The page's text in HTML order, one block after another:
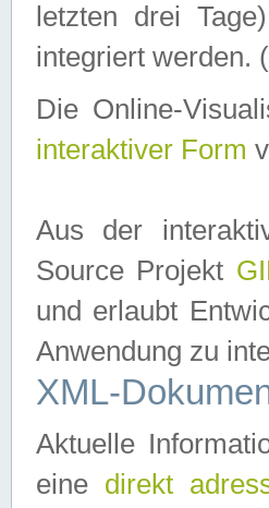
letzten drei
integriert werden. (
Die Online-
interaktiver Form
Aus der
Source Projekt
und erlaubt
Anwendung zu
XML-
Aktuelle
eine direkt